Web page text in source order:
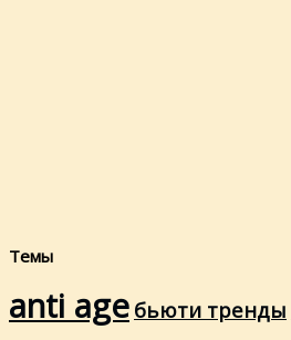
Темы
anti age бьюти тренды